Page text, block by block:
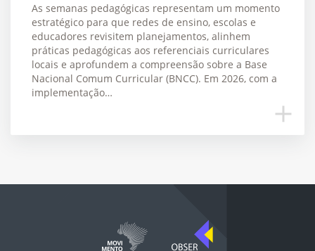
As semanas pedagógicas representam um momento
estratégico para que redes de ensino, escolas e
educadores revisitem planejamentos, alinhem
práticas pedagógicas aos referenciais curriculares
locais e aprofundem a compreensão sobre a Base
Nacional Comum Curricular (BNCC). Em 2026, com a
implementação…